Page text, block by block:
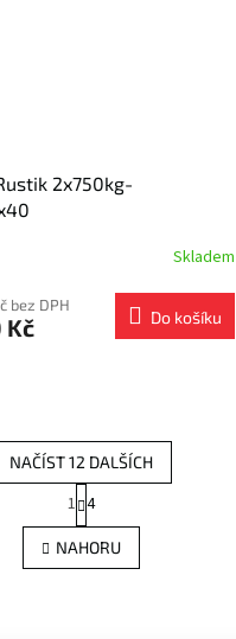
2x750kg-
Skladem
bez DPH
Kč Do košíku
O
v
l
NAČÍST 12 DALŠÍCH
S
t
r
á
n
1 4
NAHORU